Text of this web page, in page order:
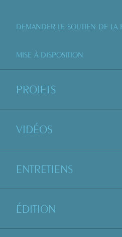
DEMANDER LE SOUTIEN DE LA
MISE À DISPOSITION
PROJETS
VIDÉOS
ENTRETIENS
ÉDITION
MAISON DU
Le 9 février 1927, Jirohachi
riche commerçant
auprès de l’Université de
d’un bâtiment à la Cité
pierre a été posée en 1927
beau-frère de l’empereur
1929 par André
internationale, la Maison du